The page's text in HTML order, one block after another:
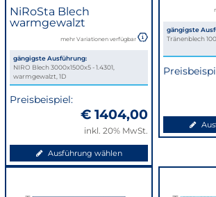
NiRoSta Blech
warmgewalzt
mehr Variationen verfügbar
gängigste Ausführung:
NIRO Blech 3000x1500x5 - 1.4301,
warmgewalzt, 1D
Preisbeispiel:
€ 1404,00
inkl. 20% MwSt.
Ausführung wählen
gängigste
Tränenblech